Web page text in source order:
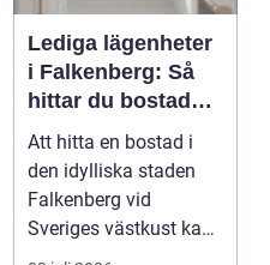
Lediga lägenheter
i Falkenberg: Så
hittar du bostaden
för dig
Att hitta en bostad i
den idylliska staden
Falkenberg vid
Sveriges västkust kan
vara både...